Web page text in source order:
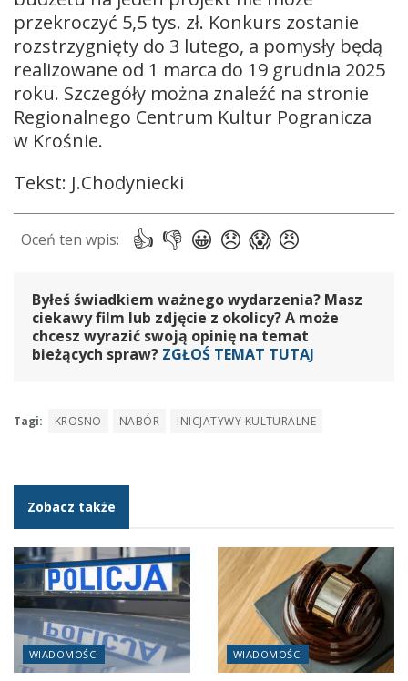
przekroczyć 5,5 tys. zł. Konkurs zostanie
rozstrzygnięty do 3 lutego, a pomysły będą
realizowane od 1 marca do 19 grudnia 2025
roku. Szczegóły można znaleźć na stronie
Regionalnego Centrum Kultur Pogranicza
w Krośnie.
Tekst: J.Chodyniecki
Byłeś świadkiem ważnego wydarzenia? Masz
ciekawy film lub zdjęcie z okolicy? A może
chcesz wyrazić swoją opinię na temat
bieżących spraw? ZGŁOŚ TEMAT TUTAJ
Tagi: KROSNO NABÓR INICJATYWY KULTURALNE
Zobacz także
WIADOMOŚCI WIADOMOŚCI